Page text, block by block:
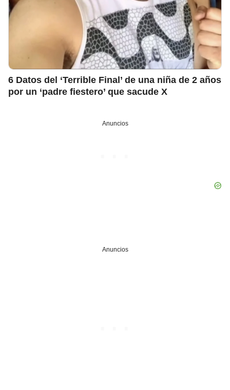
6 Datos del ‘Terrible Final’ de una niña de 2 años
por un ‘padre fiestero’ que sacude X
Anuncios
Anuncios